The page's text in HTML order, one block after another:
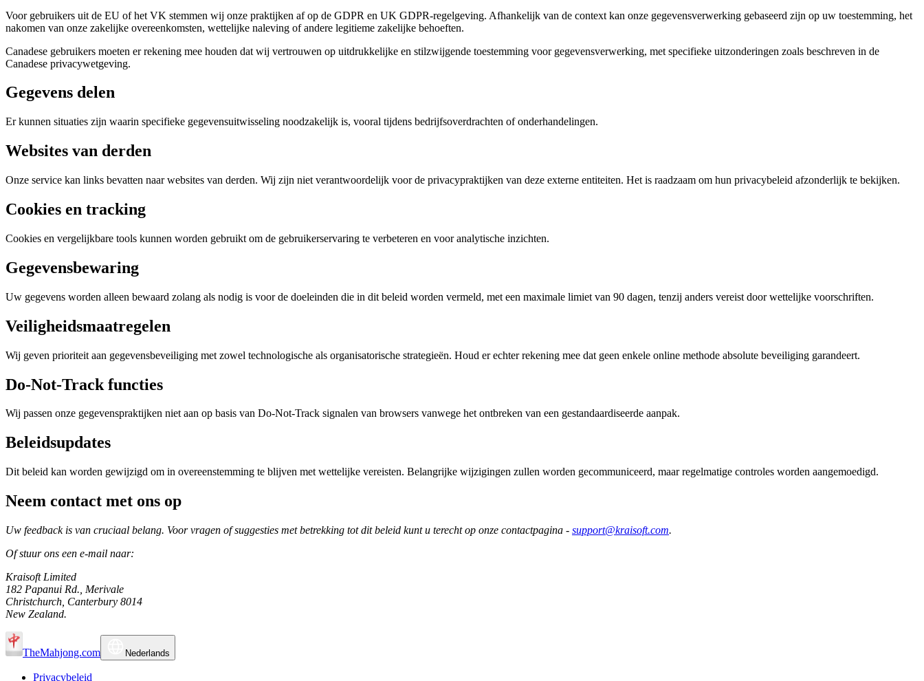
Voor gebruikers uit de EU of het VK stemmen wij onze praktijken af op de GDPR en UK GDPR-regelgeving. Afhankelijk van de context kan onze gegevensverwerking gebaseerd zijn op uw toestemming, het
nakomen van onze zakelijke overeenkomsten, wettelijke naleving of andere legitieme zakelijke behoeften.
Canadese gebruikers moeten er rekening mee houden dat wij vertrouwen op uitdrukkelijke en stilzwijgende toestemming voor gegevensverwerking, met specifieke uitzonderingen zoals beschreven in de
Canadese privacywetgeving.
Gegevens delen
Er kunnen situaties zijn waarin specifieke gegevensuitwisseling noodzakelijk is, vooral tijdens bedrijfsoverdrachten of onderhandelingen.
Websites van derden
Onze service kan links bevatten naar websites van derden. Wij zijn niet verantwoordelijk voor de privacypraktijken van deze externe entiteiten. Het is raadzaam om hun privacybeleid afzonderlijk te bekijken.
Cookies en tracking
Cookies en vergelijkbare tools kunnen worden gebruikt om de gebruikerservaring te verbeteren en voor analytische inzichten.
Gegevensbewaring
Uw gegevens worden alleen bewaard zolang als nodig is voor de doeleinden die in dit beleid worden vermeld, met een maximale limiet van 90 dagen, tenzij anders vereist door wettelijke voorschriften.
Veiligheidsmaatregelen
Wij geven prioriteit aan gegevensbeveiliging met zowel technologische als organisatorische strategieën. Houd er echter rekening mee dat geen enkele online methode absolute beveiliging garandeert.
Do-Not-Track functies
Wij passen onze gegevenspraktijken niet aan op basis van Do-Not-Track signalen van browsers vanwege het ontbreken van een gestandaardiseerde aanpak.
Beleidsupdates
Dit beleid kan worden gewijzigd om in overeenstemming te blijven met wettelijke vereisten. Belangrijke wijzigingen zullen worden gecommuniceerd, maar regelmatige controles worden aangemoedigd.
Neem contact met ons op
Uw feedback is van cruciaal belang. Voor vragen of suggesties met betrekking tot dit beleid kunt u terecht op onze contactpagina - support@kraisoft.com.
Of stuur ons een e-mail naar:
Kraisoft Limited
182 Papanui Rd., Merivale
Christchurch, Canterbury 8014
New Zealand.
TheMahjong.com Nederlands
Privacybeleid